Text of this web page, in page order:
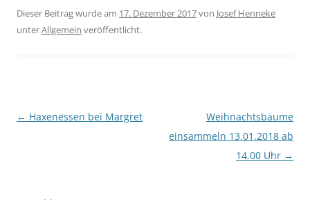
Dieser Beitrag wurde am 17. Dezember 2017von Josef Henneke
unterAllgemein veröffentlicht.
Beitragsnavigation
← Haxenessen bei Margret
Weihnachtsbäume
einsammeln 13.01.2018 ab
14.00 Uhr →